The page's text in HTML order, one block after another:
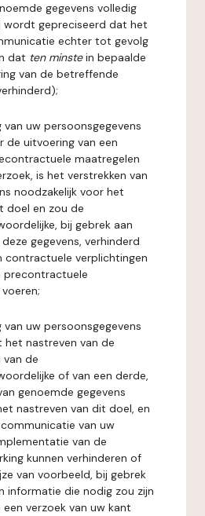
gegevens volledig
gepreciseerd dat het
echter tot gevolg
dat ten minstein bepaalde
van de betreffende
uw persoonsgegevens
de uitvoering van een
maatregelen
is het verstrekken van
noodzakelijk voor het
doel en zou de
bij gebrek aan
gegevens, verhinderd
contractuele verplichtingen
uw persoonsgegevens
het nastreven van de
van de
of van een derde,
genoemde gegevens
nastreven van dit doel, en
van uw
van de
kunnen verhinderen of
van voorbeeld, bij gebrek
informatie die nodig zou zijn
verzoek van uw kant